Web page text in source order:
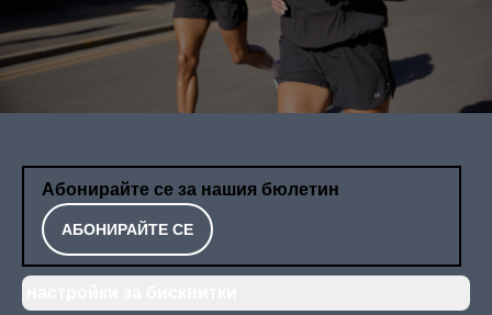
Абонирайте се за нашия бюлетин
АБОНИРАЙТЕ СЕ